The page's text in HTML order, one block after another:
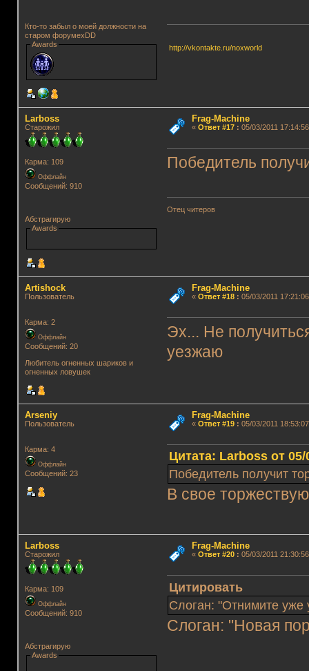
Кто-то забыл о моей должности на
старом форумеxDD
Awards
http://vkontakte.ru/noxworld
Lаrboss
Старожил
Карма: 109
Оффлайн
Сообщений: 910
Абстрагирую
Awards
Frag-Machine
« Ответ #17: 05/03/2011
Победитель
Отец читеров
Artishock
Пользователь
Карма: 2
Оффлайн
Сообщений: 20
Любитель огненных шариков и
огненных ловушек
Frag-Machine
« Ответ #18: 05/03/2011
Эх... Не
уезжаю
Arseniy
Пользователь
Карма: 4
Оффлайн
Сообщений: 23
Frag-Machine
« Ответ #19: 05/03/2011
Цитата: Lаrboss от 05/
Победитель получит
В свое
Lаrboss
Старожил
Карма: 109
Оффлайн
Сообщений: 910
Абстрагирую
Awards
Frag-Machine
« Ответ #20: 05/03/2011
Цитировать
Слоган: "Отнимите уже
Слоган: "Новая